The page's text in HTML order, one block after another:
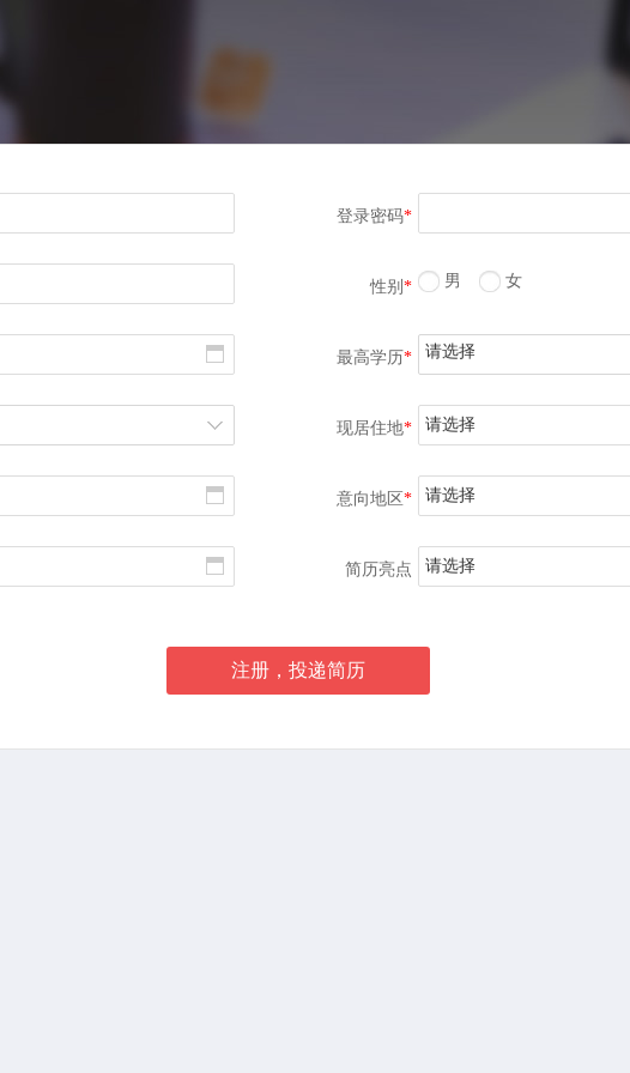
登录密码*
性别 * 男 女
最高学历* 请选择
现居住地* 请选择
意向地区* 请选择
简历亮点 请选择
注册，投递简历